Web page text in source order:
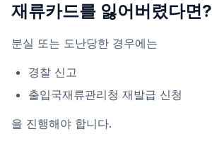
재류카드를 잃어버렸다면?
분실 또는 도난당한 경우에는
경찰 신고
출입국재류관리청 재발급 신청
을 진행해야 합니다.